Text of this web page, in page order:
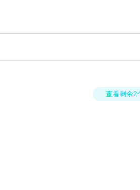
查看剩余2